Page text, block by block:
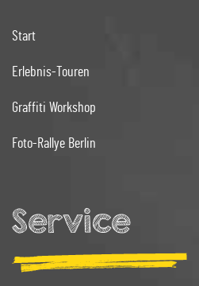
Start
Erlebnis-Touren
Graffiti Workshop
Foto-Rallye Berlin
Service